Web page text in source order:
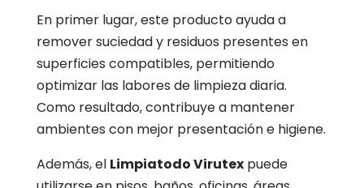
En primer lugar, este producto ayuda a
remover suciedad y residuos presentes en
superficies compatibles, permitiendo
optimizar las labores de limpieza diaria.
Como resultado, contribuye a mantener
ambientes con mejor presentación e higiene.
Además, el Limpiatodo Virutexpuede